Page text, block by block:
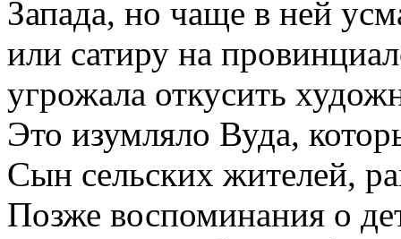
Запада, но чаще в ней
или сатиру на
угрожала откусить
Это изумляло Вуда,
Сын сельских жителей,
Позже воспоминания о